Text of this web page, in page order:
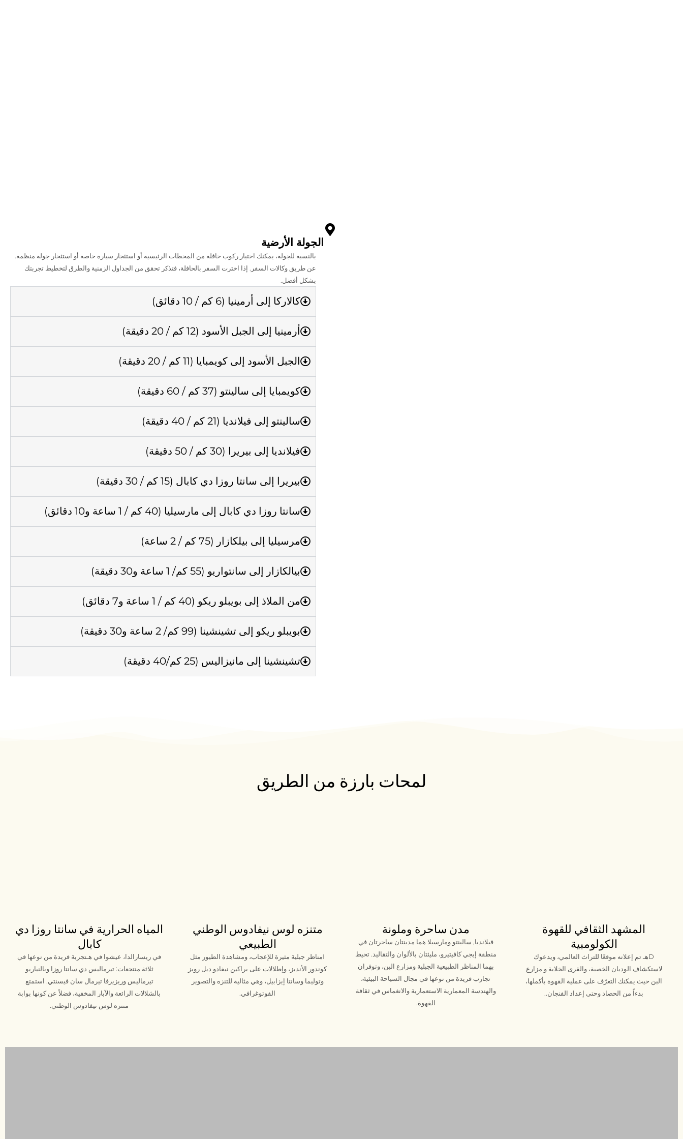
الجولة الأرضية
بالنسبة للجولة، يمكنك اختيار ركوب حافلة من المحطات الرئيسية أو استئجار سيارة خاصة أو استئجار جولة منظمة.
عن طريق وكالات السفر . إذا اخترت السفر بالحافلة، فتذكر تحقق من الجداول الزمنية والطرق لتخطيط تجربتك
بشكل أفضل.
كالاركا إلى أرمينيا (6 كم / 10 دقائق)
أرمينيا إلى الجبل الأسود (12 كم / 20 دقيقة)
الجبل الأسود إلى كويمبايا (11 كم / 20 دقيقة)
كويمبايا إلى سالينتو (37 كم / 60 دقيقة)
سالينتو إلى فيلانديا (21 كم / 40 دقيقة)
فيلانديا إلى بيريرا (30 كم / 50 دقيقة)
بيريرا إلى سانتا روزا دي كابال (15 كم / 30 دقيقة)
سانتا روزا دي كابال إلى مارسيليا (40 كم / 1 ساعة و10 دقائق)
مرسيليا إلى بيلكازار (75 كم / 2 ساعة)
بيالكازار إلى سانتواريو (55 كم/ 1 ساعة و30 دقيقة)
من الملاذ إلى بويبلو ريكو (40 كم / 1 ساعة و7 دقائق)
بويبلو ريكو إلى تشينشينا (99 كم/ 2 ساعة و30 دقيقة)
تشينشينا إلى مانيزاليس (25 كم/40 دقيقة)
لمحات بارزة من الطريق
المشهد الثقافي للقهوة
الكولومبية
Dهـ تم إعلانه موقعًا للتراث العالمي، ويدعوك
لاستكشاف الوديان الخصبة، والقرى الخلابة و مزارع
البن حيث يمكنك التعرّف على عملية القهوة بأكملها،
بدءاً من الحصاد وحتى إعداد الفنجان..
مدن ساحرة وملونة
فيلانديا, سالينتو ومارسيلا هما مدينتان ساحرتان في
منطقة إيجي كافيتيرو، مليئتان بالألوان والتقاليد. تحيط
بهما المناظر الطبيعية الجبلية ومزارع البن، وتوفران
تجارب فريدة من نوعها في مجال السياحة البيئية،
والهندسة المعمارية الاستعمارية والانغماس في ثقافة
القهوة.
متنزه لوس نيفادوس الوطني
الطبيعي
Iمناظر جبلية مثيرة للإعجاب، ومشاهدة الطيور مثل
كوندور الأنديز، وإطلالات على براكين نيفادو ديل رويز
وتوليما وسانتا إيزابيل، وهي مثالية للتنزه والتصوير
الفوتوغرافي.
المياه الحرارية في سانتا روزا دي
كابال
في ريسارالدا، عيشوا في هـتجربة فريدة من نوعها في
ثلاثة منتجعات: تيرماليس دي سانتا روزا وبالنياريو
تيرماليس وريزيرفا تيرمال سان فيسنتي. استمتع
بالشلالات الرائعة والآبار المخفية، فضلاً عن كونها بوابة
منتزه لوس نيفادوس الوطني.